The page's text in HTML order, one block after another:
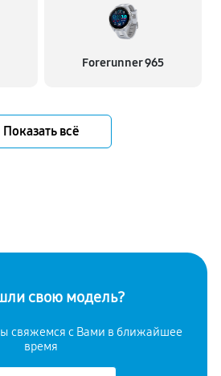
Forerunner 965
Показать всё
свою модель?
свяжемся с Вами в ближайшее
время